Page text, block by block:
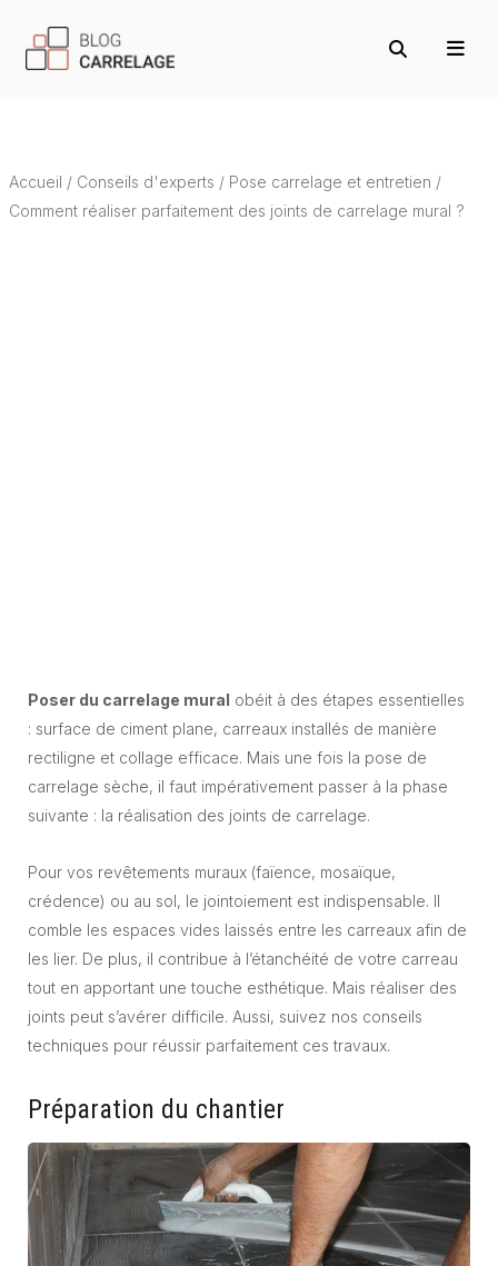
Accueil / Conseils d'experts / Pose carrelage et entretien /
Comment réaliser parfaitement des joints de carrelage mural ?
Poser du carrelage mural obéit à des étapes essentielles
: surface de ciment plane, carreaux installés de manière
rectiligne et collage efficace. Mais une fois la pose de
carrelage sèche, il faut impérativement passer à la phase
suivante : la réalisation des joints de carrelage.
Pour vos revêtements muraux (faïence, mosaïque,
crédence) ou au sol, le jointoiement est indispensable. Il
comble les espaces vides laissés entre les carreaux afin de
les lier. De plus, il contribue à l’étanchéité de votre carreau
tout en apportant une touche esthétique. Mais réaliser des
joints peut s’avérer difficile. Aussi, suivez nos conseils
techniques pour réussir parfaitement ces travaux.
Préparation du chantier